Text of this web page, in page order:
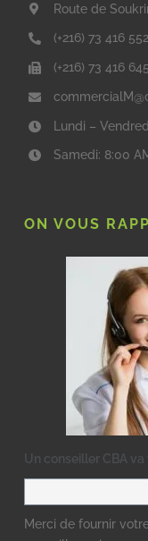
Route de
(+216) 73 416 552
(+216) 73 416 645
Lundi –
Samedi: 8:00
ON VOUS
Un conseiller CBA
Merci de fournir